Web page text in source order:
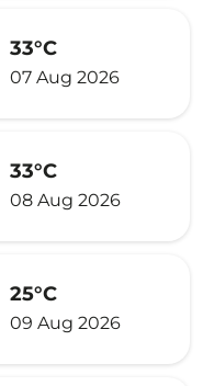
33°C
07 Aug 2026
33°C
08 Aug 2026
25°C
09 Aug 2026